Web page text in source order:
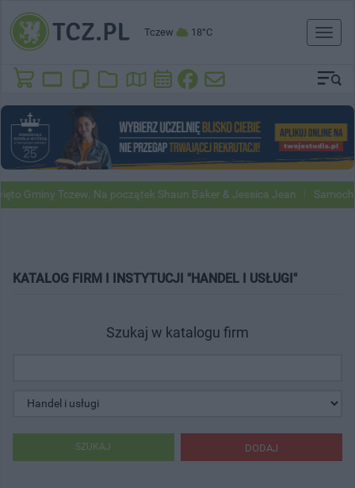
Tczew 18°C
Toggle
Gminy Tczew. Na początek Shaun Baker & Jessica Jean
KATALOG FIRM I INSTYTUCJI "HANDEL I USŁUGI"
Szukaj w katalogu firm
DODAJ
SZUKAJ